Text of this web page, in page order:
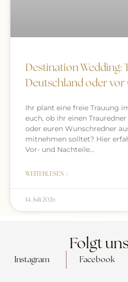
Destination Wedding:
Deutschland oder
Ihr plant eine freie Trauung
euch, ob ihr einen
oder euren Wunschredner
mitnehmen solltet? Hier
Vor- und Nachteile…
WEITERLESEN »
14. Juli 2026
Folgt
Instagram Facebook